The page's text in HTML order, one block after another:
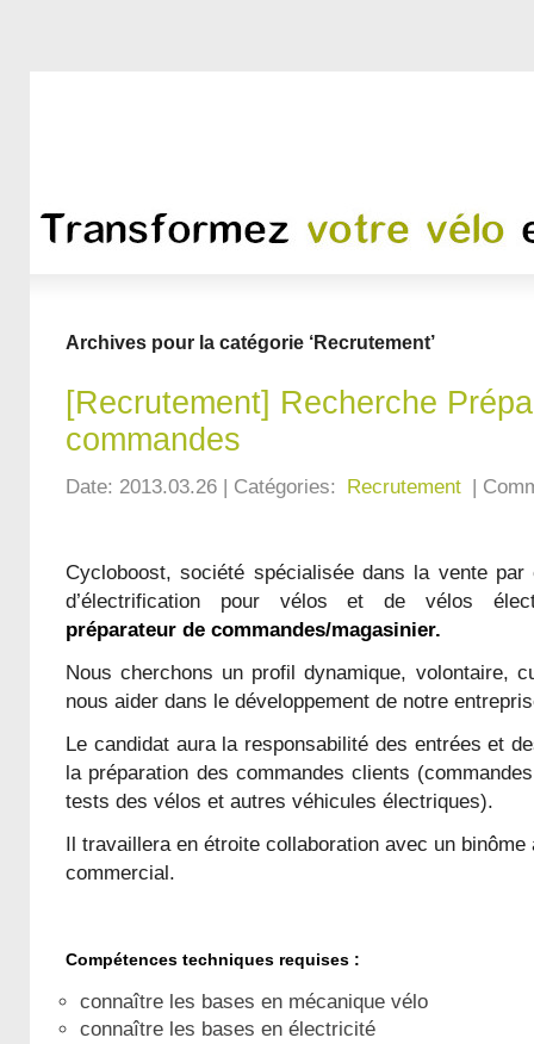
Archives pour la catégorie ‘Recrutement’
[Recrutement] Recherche
commandes
Date: 2013.03.26 | Catégories: Recrutement |
Cycloboost, société spécialisée dans la vente par
d’électrification pour vélos et de vélos
préparateur de commandes/magasinier.
Nous cherchons un profil dynamique, volontaire,
nous aider dans le développement de notre
Le candidat aura la responsabilité des entrées et
la préparation des commandes clients
tests des vélos et autres véhicules électriques).
Il travaillera en étroite collaboration avec un
commercial.
Compétences techniques requises :
connaître les bases en mécanique vélo
connaître les bases en électricité